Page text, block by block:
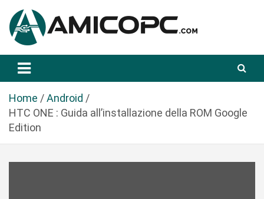
a
Amicopc.com
Home
Android
HTC ONE : Guida all’installazione della ROM Google
Edition